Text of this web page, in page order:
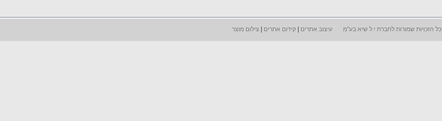
כל הזכויות שמורות לחברת י.ל שיא בע"מ עיצוב אתרים קידום אתרים צילום מוצר